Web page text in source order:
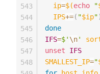
ip=$(echo "
IPS+=( "$ip"
done
IFS=$' \n'
unset
IFS
SMALLEST_IP="
543
544
545
546
547
548